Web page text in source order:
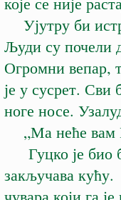
Ујутру би
Људи су почели
Огромни вепар,
је у сусрет. Сви
ноге носе.
„Ма неће вам
Гуцко је био
закључава